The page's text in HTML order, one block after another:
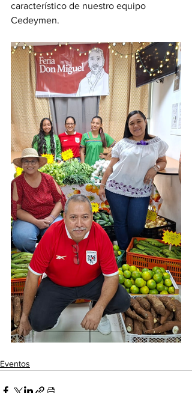
característico de nuestro equipo
Cedeymen.
Eventos